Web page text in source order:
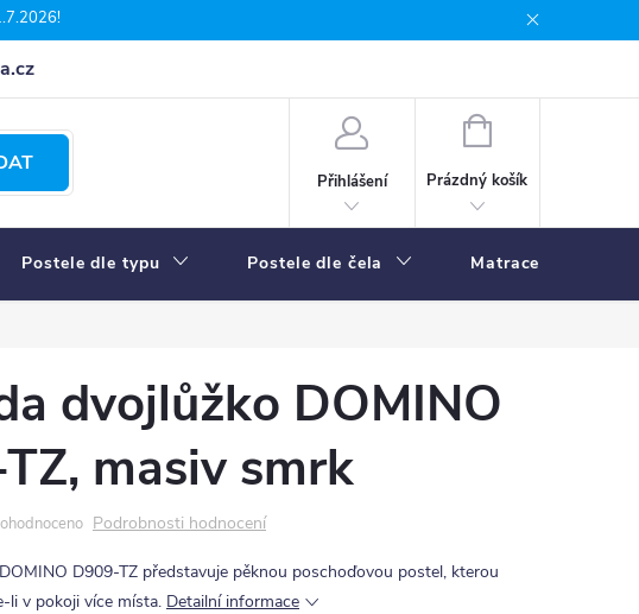
Přihlášení
NÁKUPNÍ
Prázdný košík
Postele dle typu Postele dle čela Matrace
dvojlůžko DOMINO
masiv smrk
Podrobnosti hodnocení
D909-TZ představuje pěknou poschoďovou postel, kterou
li v pokoji více místa. Detailní informace